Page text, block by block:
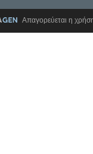
Απαγορεύεται η